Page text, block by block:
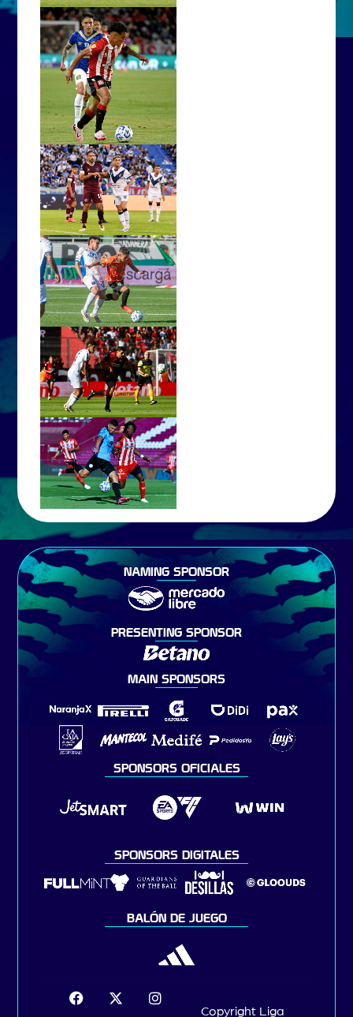
NAMING SPONSOR
PRESENTING SPONSOR
MAIN SPONSORS
SPONSORS OFICIALES
SPONSORS DIGITALES
BALÓN DE JUEGO
Copyright Liga